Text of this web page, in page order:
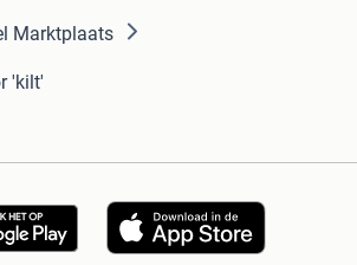
Marktplaats
'kilt'